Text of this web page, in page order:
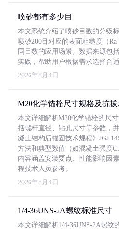
喷砂都有多少目
本文系统介绍了喷砂目数的分级
喷砂200目对应的表面粗糙度（
同目数的应用场景。数据来源包
实践，帮助用户根据需求选择合适
2026年8月4日
M20化学锚栓尺寸规格及抗
本文详细解析M20化学锚栓的尺
括螺杆直径、钻孔尺寸等参数，
凝土结构后锚固技术规程》JGJ
方法和典型数值（如混凝土强度
内容涵盖安装要点、性能影响因
程技术人员参考。
2026年8月4日
1/4-36UNS-2A螺纹标准尺寸
本文详细解析1/4-36UNS-2A螺纹